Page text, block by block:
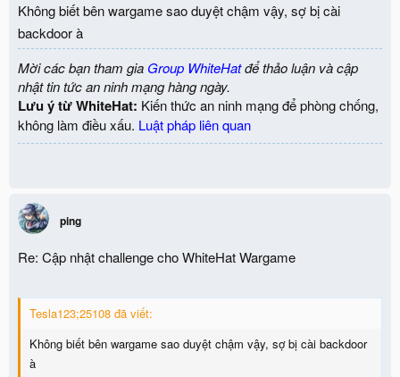
Không biết bên wargame sao duyệt chậm vậy, sợ bị cài
backdoor à
Mời các bạn tham gia Group WhiteHatđể thảo luận và cập
nhật tin tức an ninh mạng hàng ngày.
Lưu ý từ WhiteHat: Kiến thức an ninh mạng để phòng chống,
không làm điều xấu. Luật pháp liên quan
ping
Re: Cập nhật challenge cho WhiteHat Wargame
Tesla123;25108 đã viết:
Không biết bên wargame sao duyệt chậm vậy, sợ bị cài backdoor
à